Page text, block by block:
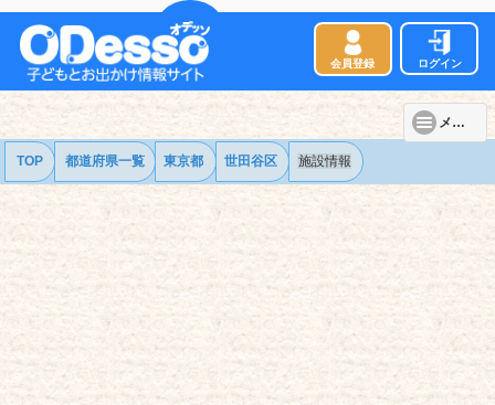
会員登録 ログイン
メニュー
TOP 都道府県一覧 東京都 世田谷区 施設情報